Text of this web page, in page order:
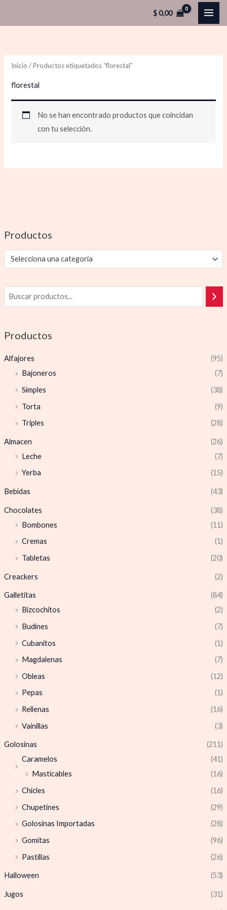
$0,00
Productos
Selecciona una categoría
Productos
Alfajores
(95)
Bajoneros
(7)
Simples
(38)
Torta
(9)
Triples
(28)
Almacen
(26)
Leche
(7)
Yerba
(15)
Bebidas (43)
Chocolates
(38)
Bombones
(11)
Cremas
(1)
Tabletas
(20)
Creackers (2)
Galletitas
(84)
Bizcochitos
(2)
Budines
(7)
Cubanitos
(1)
Magdalenas
(7)
Obleas
(12)
Pepas
(1)
Rellenas
(16)
Vainillas
(3)
Golosinas
(211)
Caramelos
(41)
Masticables
(16)
Chicles
(16)
Chupetines
(29)
Golosinas Importadas
(28)
Gomitas
(96)
Pastillas
(26)
Halloween (53)
Jugos (31)
Inicio / Productos etiquetados “florestal”
florestal
No se han encontrado productos que coincidan
con tu selección.